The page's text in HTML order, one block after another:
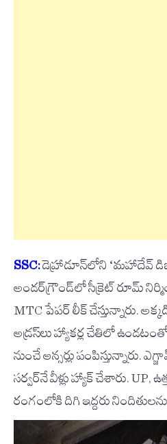
SSC:డెహ్రాడూన్‌లోని ‘మహాదేవ్
అండర్‌గ్రౌండ్‌లో సీక్రెట్ రూమ్
MTC పేపర్ లీక్ చేస్తున్నారు.
అడ్రస్‌లు హ్యాకర్ల చేతిలో
నుంచే ఆన్సర్లు పంపిస్తున్నారు.
సర్వర్‌నే వీళ్లు హ్యాక్ చేశారు. UP,
రంగంలోకి దిగి ఇద్దరు
Video